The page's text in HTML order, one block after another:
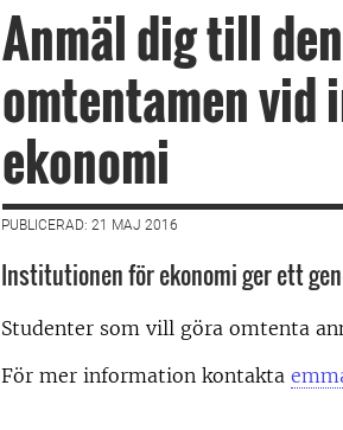
Anmäl dig till
omtentamen
ekonomi
PUBLICERAD: 21 MAJ 2016
Institutionen för ekonomi ger ett
Studenter som vill göra omtenta
För mer information kontakta